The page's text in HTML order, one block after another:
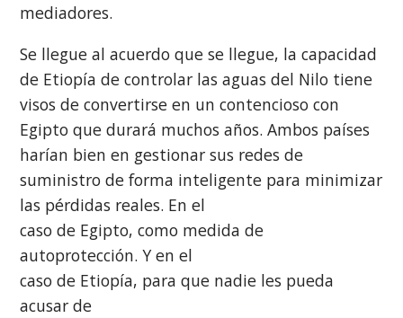
mediadores.
Se llegue al acuerdo que se llegue, la capacidad
de Etiopía de controlar las aguas del Nilo tiene
visos de convertirse en un contencioso con
Egipto que durará muchos años. Ambos países
harían bien en gestionar sus redes de
suministro de forma inteligente para minimizar
las pérdidas reales. En el
caso de Egipto, como medida de
autoprotección. Y en el
caso de Etiopía, para que nadie les pueda
acusar de